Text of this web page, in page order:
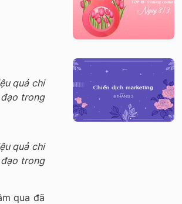
quả chi
trong
quả chi
trong
qua đã